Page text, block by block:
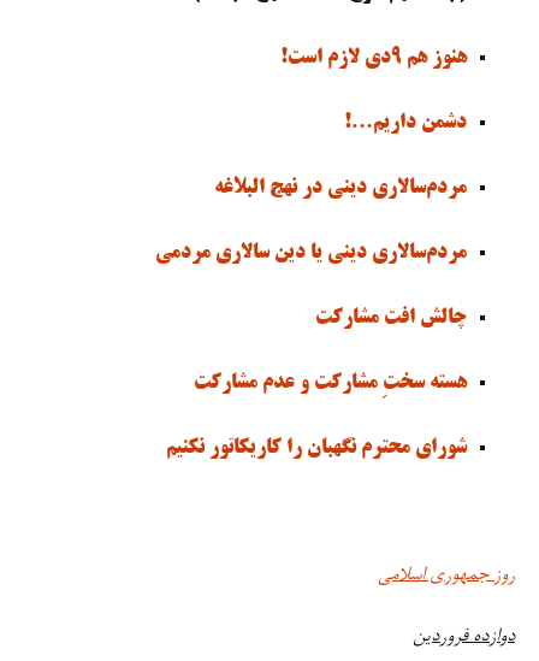
هنوز هم ۹دی لازم است!
دشمن داریم…!
مردم‌سالاری دینی در نهج البلاغه
مردم‌سالاری دینی یا دین سالاری مردمی
چالش افت مشارکت
هسته سختِ مشارکت و عدم مشارکت
شورای محترم نگهبان را کاریکاتور نکنیم
روز جمهوری اسلامی
دوازده فروردین